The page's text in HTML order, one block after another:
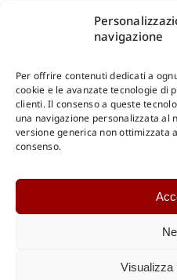
navigazione
Per offrire contenuti dedicati a
cookie e le avanzate tecnologie di
clienti. Il consenso a queste
una navigazione personalizzata al
versione generica non ottimizzata
consenso.
Visualizza
Shop Gangemi Editore-
DOWNLOAD